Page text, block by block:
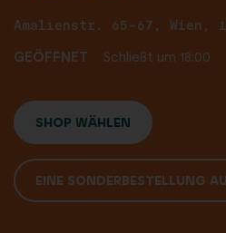
Amalienstr. 65-67, Wien,
GEÖFFNET
Schließt um 18:00
SHOP WÄHLEN
EINE SONDERBESTELLUNG